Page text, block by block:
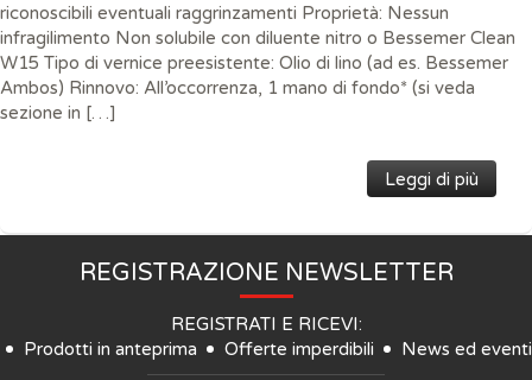
riconoscibili eventuali raggrinzamenti Proprietà: Nessun
infragilimento Non solubile con diluente nitro o Bessemer Clean
W15 Tipo di vernice preesistente: Olio di lino (ad es. Bessemer
Ambos) Rinnovo: All’occorrenza, 1 mano di fondo* (si veda
sezione in […]
Leggi di più
REGISTRAZIONE NEWSLETTER
REGISTRATI E RICEVI:
Prodotti in anteprima
Offerte imperdibili News ed eventi